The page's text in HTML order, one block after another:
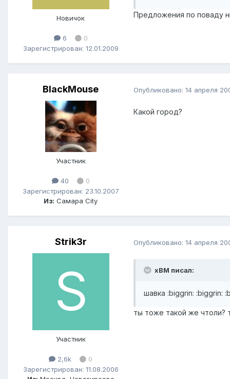
Новичок
6
0
Зарегистрирован: 12.01.2009
Предложения по поваду
BlackMouse
Участник
40
0
Зарегистрирован: 23.10.2007
Из: Самара City
Опубликовано: 14 апреля
Какой город?
Strik3r
Участник
2,6k
0
Зарегистрирован: 11.08.2006
Опубликовано: 14 апреля
xBM писал:
шавка :biggrin: :biggrin:
ты тоже такой же чтоли?